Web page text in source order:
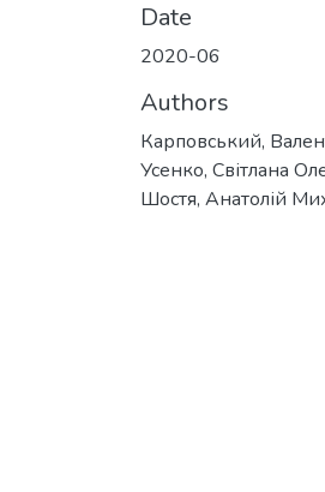
Date
2020-06
Authors
Карповський,
Усенко, Світлана
Шостя, Анатолій